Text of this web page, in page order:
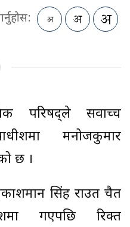
परिषद्ले सर्वाेच्च
मनोजकुमार
छ ।
सिंह राउत चैत
गएपछि रिक्त